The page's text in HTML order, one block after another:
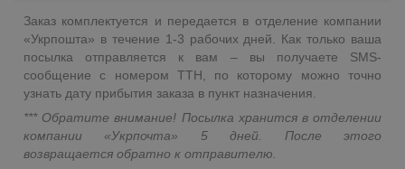
Заказ комплектуется и передается в отделение компании
«Укрпошта» в течение 1-3 рабочих дней. Как только ваша
посылка отправляется к вам – вы получаете SMS-
сообщение с номером ТТН, по которому можно точно
узнать дату прибытия заказа в пункт назначения.
*** Обратите внимание! Посылка хранится в отделении
компании «Укрпочта» 5 дней. После этого
возвращается обратно к отправителю.